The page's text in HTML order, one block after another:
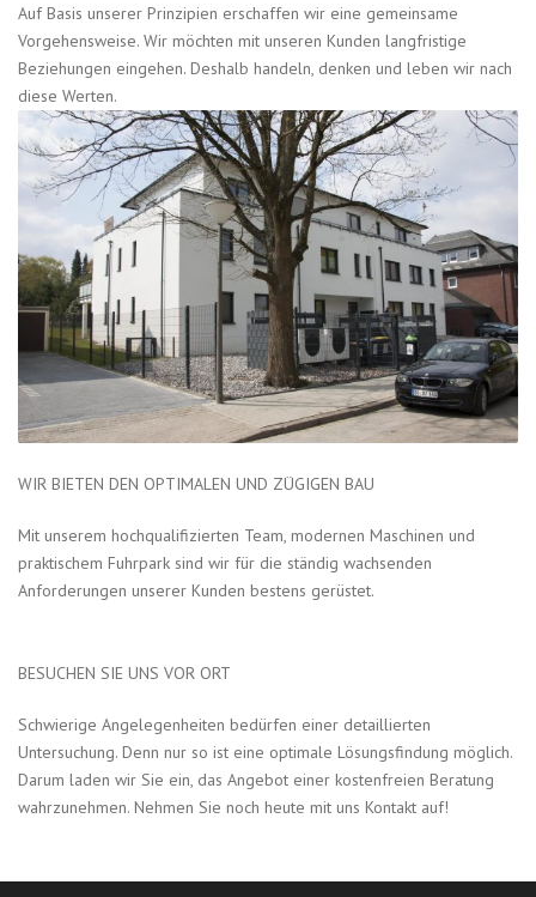
Auf Basis unserer Prinzipien erschaffen wir eine gemeinsame
Vorgehensweise. Wir möchten mit unseren Kunden langfristige
Beziehungen eingehen. Deshalb handeln, denken und leben wir nach
diese Werten.
WIR BIETEN DEN OPTIMALEN UND ZÜGIGEN BAU
Mit unserem hochqualifizierten Team, modernen Maschinen und
praktischem Fuhrpark sind wir für die ständig wachsenden
Anforderungen unserer Kunden bestens gerüstet.
BESUCHEN SIE UNS VOR ORT
Schwierige Angelegenheiten bedürfen einer detaillierten
Untersuchung. Denn nur so ist eine optimale Lösungsfindung möglich.
Darum laden wir Sie ein, das Angebot einer kostenfreien Beratung
wahrzunehmen. Nehmen Sie noch heute mit uns Kontakt auf!